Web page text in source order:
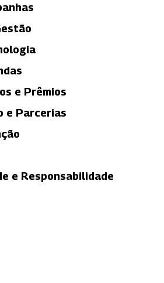
e Prêmios
e Parcerias
e Responsabilidade